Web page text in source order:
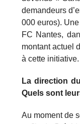
demandeurs
000 euros).
FC Nantes,
montant actuel
à cette initiative.
La direction
Quels sont
Au moment de